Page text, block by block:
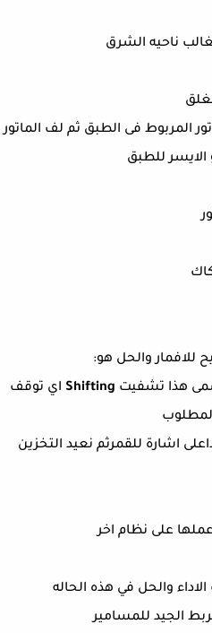
ناحيه الشرق
المربوط فى الطبق ثم لف الماتور
الايسر للطبق
للافمار والحل هو:
Shifting اي توقف
على نظام اخر
والحل في هذه الحاله
الجيد للمسامير